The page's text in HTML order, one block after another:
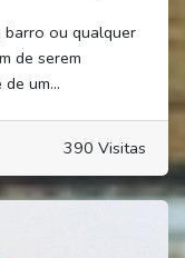
barro ou qualquer
de serem
um...
390 Visitas